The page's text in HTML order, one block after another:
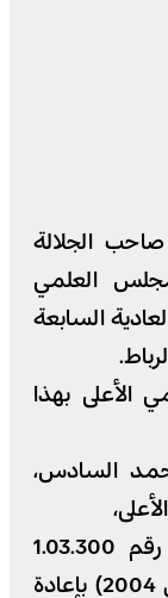
الجلالة
العلمي
السابعة
الأعلى بهذا
السادس،
وتنفيذا لمقتضيات الظهير الشريف رقم 1.03.300
الصادر في 2 ربيع الأول 1425 (22 أبريل 2004) بإعادة